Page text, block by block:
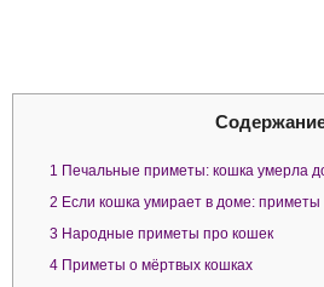
1 Печальные приметы: кошка умерла
2 Если кошка умирает в доме: приметы
3 Народные приметы про кошек
4 Приметы о мёртвых кошках